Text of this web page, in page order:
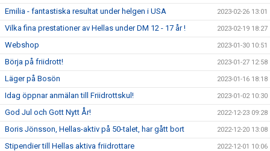
Emilia - fantastiska resultat under helgen i USA 2023-02-26 13:01
Vilka fina prestationer av Hellas under DM 12 - 17 år ! 2023-02-19 18:27
Webshop 2023-01-30 10:51
Börja på friidrott! 2023-01-27 12:58
Läger på Bosön 2023-01-16 18:18
Idag öppnar anmälan till Friidrottskul! 2023-01-02 10:30
God Jul och Gott Nytt År! 2022-12-23 09:28
Boris Jönsson, Hellas-aktiv på 50-talet, har gått bort 2022-12-20 13:08
Stipendier till Hellas aktiva friidrottare 2022-12-01 10:06